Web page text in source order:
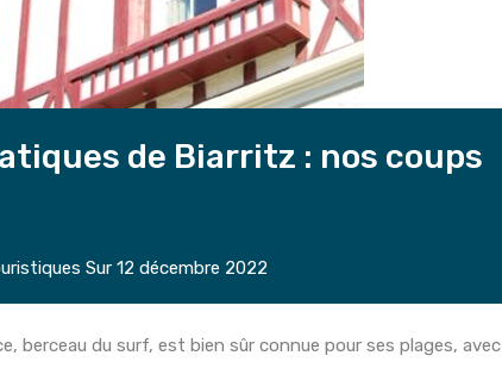
de Biarritz : nos coups
Sur 12 décembre 2022
berceau du surf, est bien sûr connue pour ses plages, avec